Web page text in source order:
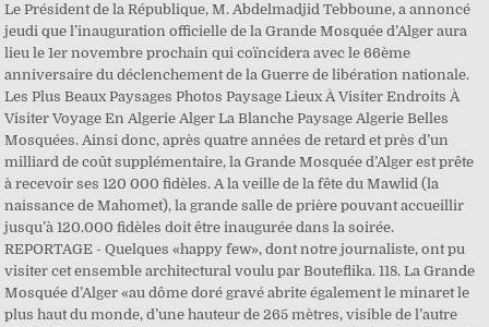
Le Président de la République, M. Abdelmadjid Tebboune, a annoncé
jeudi que l’inauguration officielle de la Grande Mosquée d’Alger aura
lieu le 1er novembre prochain qui coïncidera avec le 66ème
anniversaire du déclenchement de la Guerre de libération nationale.
Les Plus Beaux Paysages Photos Paysage Lieux À Visiter Endroits À
Visiter Voyage En Algerie Alger La Blanche Paysage Algerie Belles
Mosquées. Ainsi donc, après quatre années de retard et près d’un
milliard de coût supplémentaire, la Grande Mosquée d’Alger est prête
à recevoir ses 120 000 fidèles. A la veille de la fête du Mawlid (la
naissance de Mahomet), la grande salle de prière pouvant accueillir
jusqu’à 120.000 fidèles doit être inaugurée dans la soirée.
REPORTAGE - Quelques «happy few», dont notre journaliste, ont pu
visiter cet ensemble architectural voulu par Bouteflika. 118. La Grande
Mosquée d’Alger «au dôme doré gravé abrite également le minaret le
plus haut du monde, d’une hauteur de 265 mètres, visible de l’autre